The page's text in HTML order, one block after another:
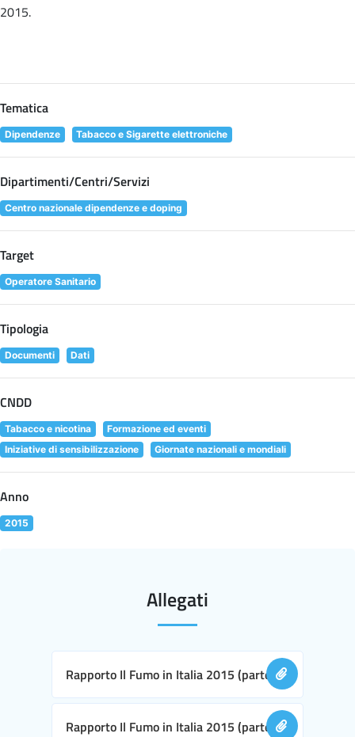
2015.
Tematica
Dipendenze Tabacco e Sigarette elettroniche
Dipartimenti/Centri/Servizi
Centro nazionale dipendenze e doping
Target
Operatore Sanitario
Tipologia
Documenti Dati
CNDD
Tabacco e nicotina
Formazione ed eventi
Iniziative di sensibilizzazione
Giornate nazionali e mondiali
Anno
2015
Allegati
Rapporto Il Fumo in Italia 2015 (parte I)
Rapporto Il Fumo in Italia 2015 (parte II)